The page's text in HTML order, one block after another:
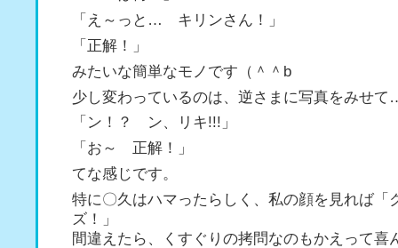
「え～っと… キリンさん！」
「正解！」
みたいな簡単なモノです（＾＾b
少し変わっているのは、逆さまに写真をみせ
「ン！？ ン、リキ!!!」
「お～ 正解！」
てな感じです。
特に〇久はハマったらしく、私の顔を見れば「
ズ！」
間違えたら、くすぐりの拷問なのもかえって喜